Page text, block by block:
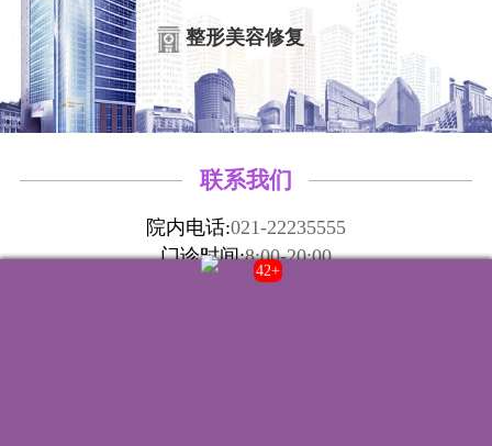
整形美容修复
联系我们
院内电话:021-22235555
门诊时间:8:00-20:00
40+